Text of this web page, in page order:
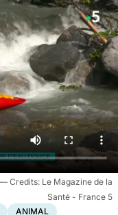
Le Magazine de la
Santé - France 5
ANIMAL